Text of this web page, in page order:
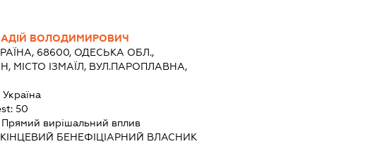
ВОЛОДИМИРОВИЧ
68600, ОДЕСЬКА ОБЛ.,
МІСТО ІЗМАЇЛ, ВУЛ.ПАРОПЛАВНА,
Україна
50
Прямий вирішальний вплив
КІНЦЕВИЙ БЕНЕФІЦІАРНИЙ ВЛАСНИК